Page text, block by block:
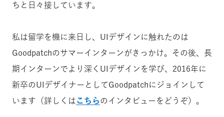
ちと日々接しています。
私は留学を機に来日し、UIデザインに触れたのは
Goodpatchのサマーインターンがきっかけ。その後、長
期インターンでより深くUIデザインを学び、2016年に
新卒のUIデザイナーとしてGoodpatchにジョインして
います（詳しくは こちらのインタビューをどうぞ）。